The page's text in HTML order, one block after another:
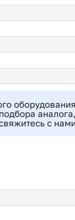
оборудования
аналога,
с нами